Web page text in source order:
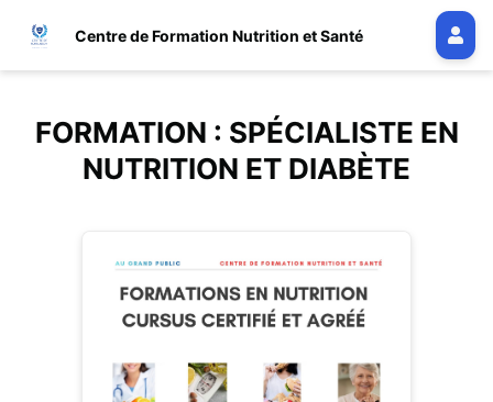
Centre de Formation Nutrition et Santé
FORMATION : SPÉCIALISTE EN
NUTRITION ET DIABÈTE